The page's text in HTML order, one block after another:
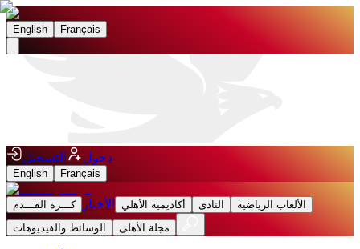
English Français
دخول التسجيل
English Français
كـــرة القـــدم الأخبار أكاديمية الأهلي النادى
الألعاب الرياضية
الوسائط والفيديوهات
مجلة الأهلى